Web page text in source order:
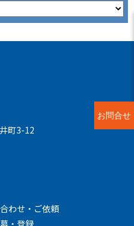
町3-12
わせ・ご依頼
お問合せ